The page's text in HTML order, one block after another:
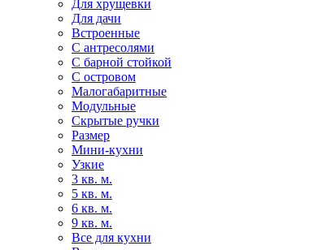
Для хрущевки
Для дачи
Встроенные
С антресолями
С барной стойкой
С островом
Малогабаритные
Модульные
Скрытые ручки
Размер
Мини-кухни
Узкие
3 кв. м.
5 кв. м.
6 кв. м.
9 кв. м.
Все для кухни